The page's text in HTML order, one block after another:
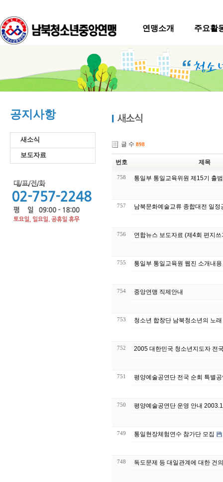
연맹소개 주요활
공지사항
새소식
보도자료
글 수 898
번호 제목
758 통일부 통일교육위원 제15기 출
757 남북문화예술교류 종합대전 일정
756 연합뉴스 보도자료 (제4회 편지쓰
755 통일부 통일교육원 웹진 소개내용
754 중앙연맹 직제안내
753 청소년 합창단 남북청소년의 노
752 2005 대한민국 청소년지도자 전
751
750 평양예술공연단 운영
749 통일현장체험연수 참가단 모집
748 독도문제 등 대일관계에 대한 건